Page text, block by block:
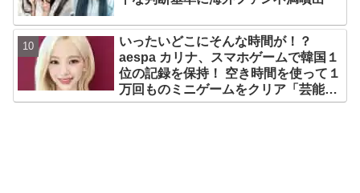
いったいどこにそんな時間が！？
aespa カリナ、スマホゲームで韓国１
位の記録を保持！ 空き時間を使って１
万回ものミニゲームをクリア「芸能人
たちが時間がないと言っているのは全